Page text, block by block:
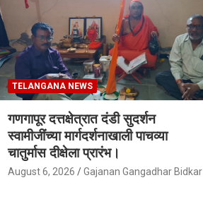
TELANGANA NEWS
गणगापूर दत्तक्षेत्रात दंडी सुदर्शन
स्वामीजींच्या मार्गदर्शनाखाली पाचव्या
चातुर्मास दीक्षेला प्रारंभ।
August 6, 2026 Gajanan Gangadhar Bidkar